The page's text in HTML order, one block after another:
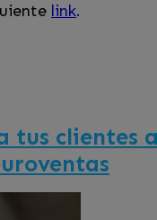
link.
tus clientes